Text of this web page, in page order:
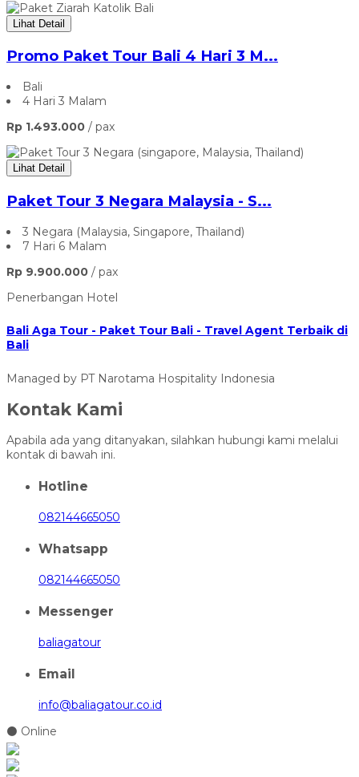
Lihat Detail
Promo Paket Tour Bali 4 Hari 3 M...
Bali
4 Hari 3 Malam
Rp 1.493.000 / pax
Lihat Detail
Paket Tour 3 Negara Malaysia - S...
3 Negara (Malaysia, Singapore, Thailand)
7 Hari 6 Malam
Rp 9.900.000 / pax
Penerbangan Hotel
Bali Aga Tour - Paket Tour Bali - Travel Agent Terbaik di
Bali
Managed by PT Narotama Hospitality Indonesia
Kontak Kami
Apabila ada yang ditanyakan, silahkan hubungi kami melalui
kontak di bawah ini.
Hotline
082144665050
Whatsapp
082144665050
Messenger
baliagatour
Email
info@baliagatour.co.id
⚫ Online